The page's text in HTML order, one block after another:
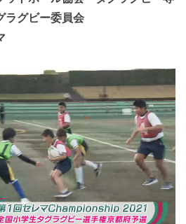
グビー委員会